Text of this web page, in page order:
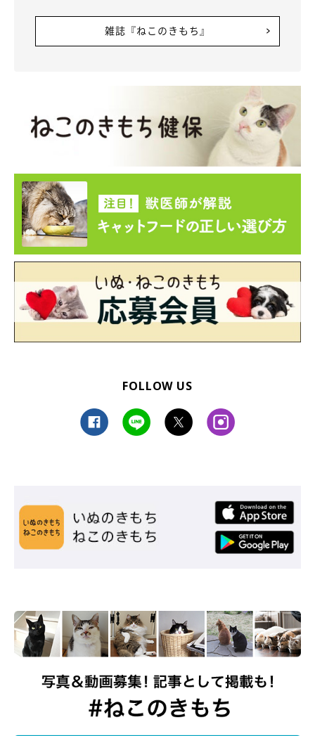
雑誌『ねこのきもち』
FOLLOW US